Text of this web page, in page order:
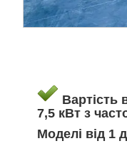
Вартість
7,5 кВт з
Моделі від 1